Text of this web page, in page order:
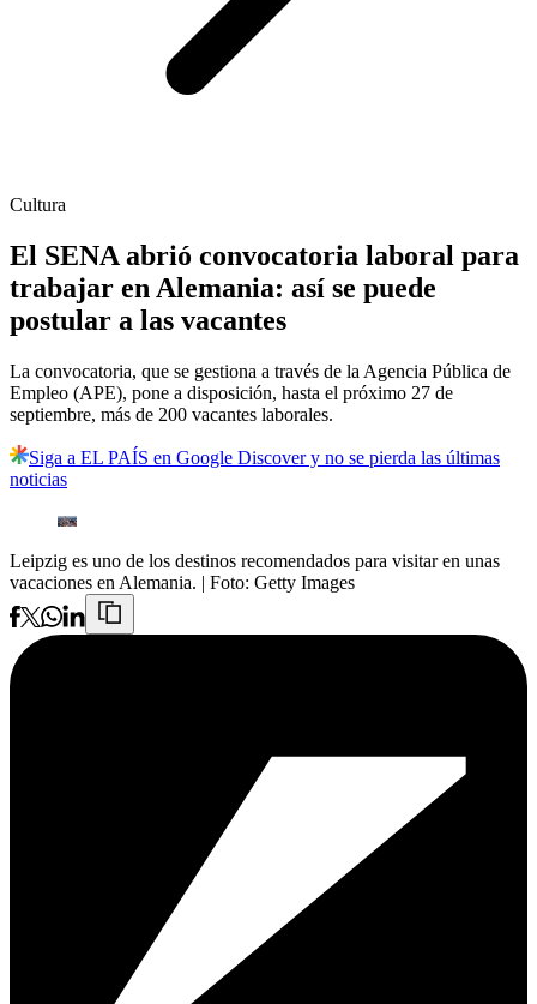
Cultura
El SENA abrió convocatoria laboral para
trabajar en Alemania: así se puede
postular a las vacantes
La convocatoria, que se gestiona a través de la Agencia Pública de
Empleo (APE), pone a disposición, hasta el próximo 27 de
septiembre, más de 200 vacantes laborales.
Siga a EL PAÍS en Google Discover y no se pierda las últimas
noticias
Leipzig es uno de los destinos recomendados para visitar en unas
vacaciones en Alemania. | Foto: Getty Images